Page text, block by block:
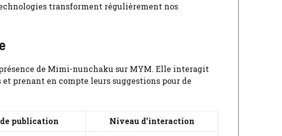
transforment régulièrement nos
de Mimi-nunchaku sur MYM. Elle interagit
prenant en compte leurs suggestions pour de
publication
Niveau d’interaction